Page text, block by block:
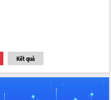
Kết quả